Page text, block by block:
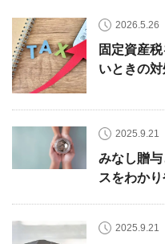
2026.5.26
固定資産
いときの
2025.9.21
みなし贈
スをわか
2025.9.21